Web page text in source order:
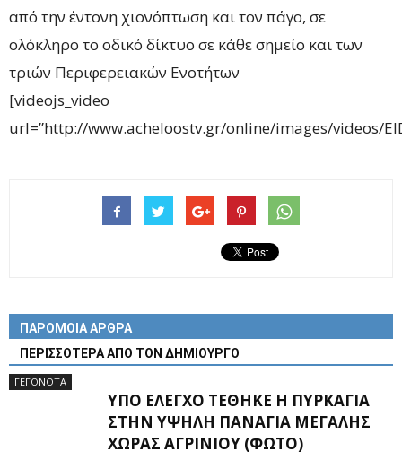
από την έντονη χιονόπτωση και τον πάγο, σε
ολόκληρο το οδικό δίκτυο σε κάθε σημείο και των
τριών Περιφερειακών Ενοτήτων
[videojs_video
url=”http://www.acheloostv.gr/online/images/videos/
ΠΑΡΟΜΟΙΑ ΑΡΘΡΑ
ΠΕΡΙΣΣΟΤΕΡΑ ΑΠΟ ΤΟΝ ΔΗΜΙΟΥΡΓΟ
ΓΕΓΟΝΟΤΑ
ΥΠΌ ΈΛΕΓΧΟ ΤΈΘΗΚΕ Η ΠΥΡΚΑΓΙΆ
ΣΤΗΝ ΥΨΗΛΉ ΠΑΝΑΓΙΆ ΜΕΓΆΛΗΣ
ΧΏΡΑΣ ΑΓΡΙΝΊΟΥ (ΦΩΤΌ)